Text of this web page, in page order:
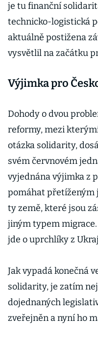
je tu finanční
technicko-logistická
aktuálně postižena
vysvětlil na začátku
Výjimka pro
Dohody o dvou
reformy, mezi
otázka solidarity,
svém červnovém
vyjednána výjimka z
pomáhat
ty země, které jsou
jiným typem
jde o uprchlíky z
Jak vypadá konečná
solidarity, je zatím
dojednaných
zveřejněn a nyní ho